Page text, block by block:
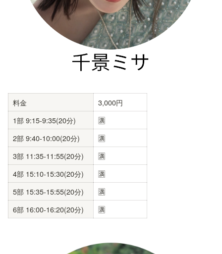
料金
3,000円
1部 9:15-9:35(20分)
🈵
2部 9:40-10:00(20分)
🈵
3部 11:35-11:55(20分)
🈵
4部 15:10-15:30(20分)
🈵
5部 15:35-15:55(20分)
🈵
6部 16:00-16:20(20分)
🈵